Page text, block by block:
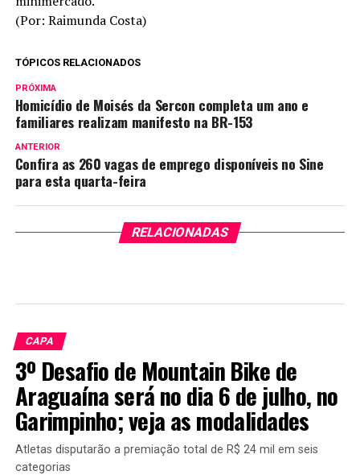
(Por: Raimunda Costa)
TÓPICOS RELACIONADOS
PRÓXIMA
Homicídio de Moisés da Sercon completa um ano e
familiares realizam manifesto na BR-153
ANTERIOR
Confira as 260 vagas de emprego disponíveis no Sine
para esta quarta-feira
RELACIONADAS
CAPA
3º Desafio de Mountain Bike de
Araguaína será no dia 6 de julho, no
Garimpinho; veja as modalidades
Atletas disputarão a premiação total de R$ 24 mil em seis
categorias